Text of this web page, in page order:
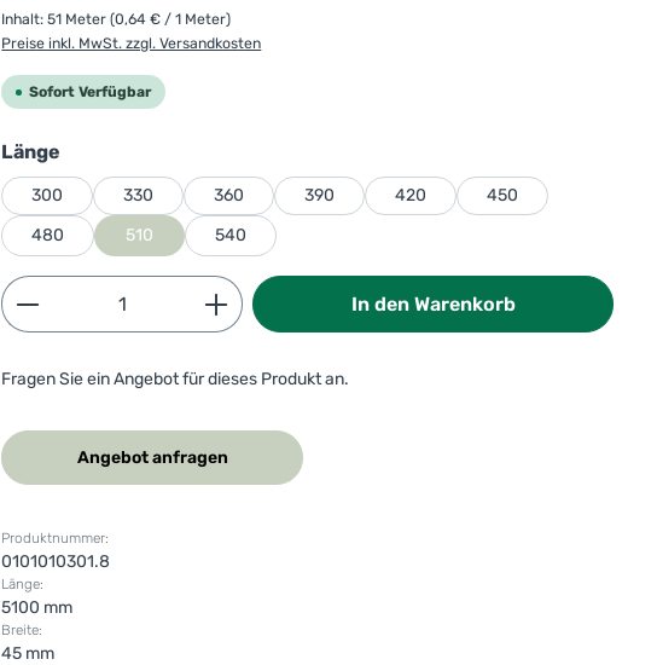
Inhalt:51 Meter(0,64 € / 1 Meter)
Preise inkl. MwSt. zzgl. Versandkosten
Sofort Verfügbar
Länge
300 330 360 390 420
450
480
510 540
Produkt Anzahl: Gib den gewünschten Wert ein
In den Warenkorb
Fragen Sie ein Angebot für dieses Produkt an.
Angebot anfragen
Produktnummer:
0101010301.8
Länge:
5100 mm
Breite:
45 mm